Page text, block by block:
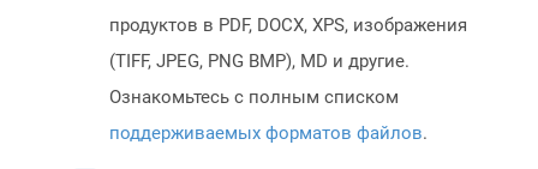
продуктов в PDF, DOCX, XPS, изображения
(TIFF, JPEG, PNG BMP), MD и другие.
Ознакомьтесь с полным списком
поддерживаемых форматов файлов.